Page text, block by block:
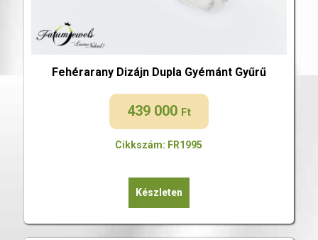
Fehérarany Dizájn Dupla Gyémánt Gyűrű
439 000 Ft
Cikkszám: FR1995
Készleten